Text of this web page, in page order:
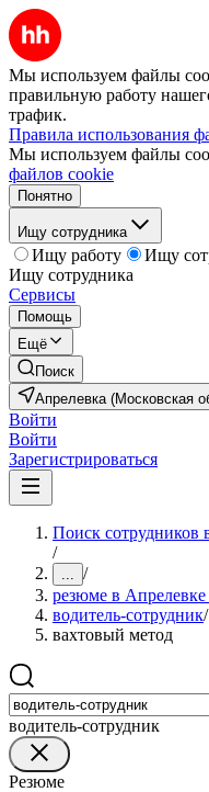
Мы используем файлы
правильную работу
трафик.
Правила использования
Мы используем файлы
файлов cookie
Понятно
Ищу сотрудника
Ищу работу
Ищу
Ищу сотрудника
Сервисы
Помощь
Ещё
Поиск
Апрелевка (Московская
Войти
Войти
Зарегистрироваться
Поиск сотрудников
/
... /
резюме в Апрелевке
водитель-сотрудник/
вахтовый метод
водитель-сотрудник
Резюме